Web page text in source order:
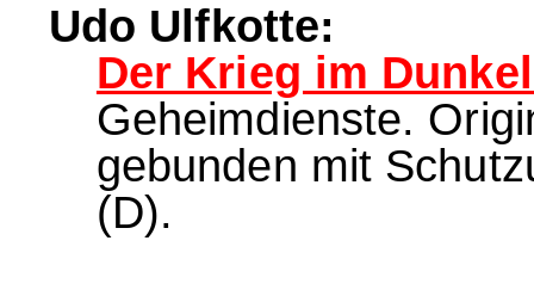
Udo Ulfkotte:
Der Krieg im
Geheimdienste.
gebunden mit
(D).